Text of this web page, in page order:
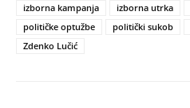
izborna kampanja
izborna utrka
političke optužbe
politički sukob
Zdenko Lučić